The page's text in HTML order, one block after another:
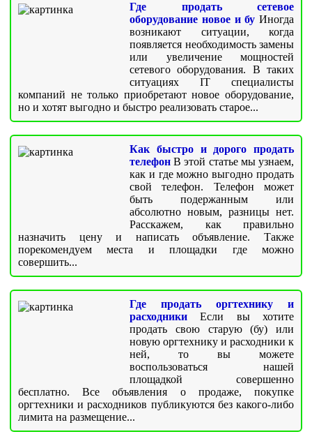
Где продать сетевое
оборудование новое и бу Иногда
возникают ситуации, когда
появляется необходимость замены
или увеличение мощностей
сетевого оборудования. В таких
ситуациях IT специалисты
компаний не только приобретают новое оборудование,
но и хотят выгодно и быстро реализовать старое...
Как быстро и дорого продать
телефон В этой статье мы узнаем,
как и где можно выгодно продать
свой телефон. Телефон может
быть подержанным или
абсолютно новым, разницы нет.
Расскажем, как правильно
назначить цену и написать объявление. Также
порекомендуем места и площадки где можно
совершить...
Где продать оргтехнику и
расходники Если вы хотите
продать свою старую (бу) или
новую оргтехнику и расходники к
ней, то вы можете
воспользоваться нашей
площадкой совершенно
бесплатно. Все объявления о продаже, покупке
оргтехники и расходников публикуются без какого-либо
лимита на размещение...